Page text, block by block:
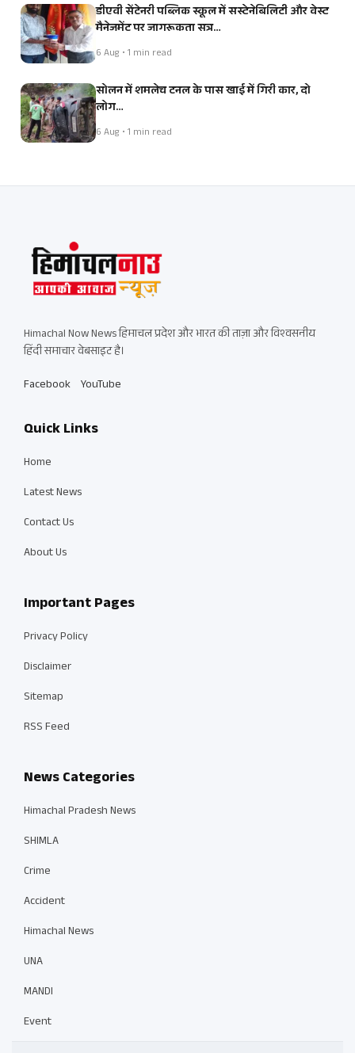
डीएवी सेंटेनरी पब्लिक स्कूल में सस्टेनेबिलिटी और वेस्ट
मैनेजमेंट पर जागरूकता सत्र…
6 Aug • 1 min read
सोलन में शमलेच टनल के पास खाई में गिरी कार, दो
लोग…
6 Aug • 1 min read
Himachal Now News हिमाचल प्रदेश और भारत की ताज़ा और विश्वसनीय
हिंदी समाचार वेबसाइट है।
Facebook YouTube
Quick Links
Home
Latest News
Contact Us
About Us
Important Pages
Privacy Policy
Disclaimer
Sitemap
RSS Feed
News Categories
Himachal Pradesh News
SHIMLA
Crime
Accident
Himachal News
UNA
MANDI
Event